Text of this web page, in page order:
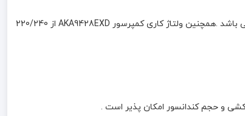
کمپرسور 1/3 اسب تکامسه مدل AKA9428EXD یک کمپرسور نیمه صنعتی با کیفیت بالا که با گاز مبرد R22 کار می کند و مناسب برای یخچال های صنعتی می باشد .همچنین ولتاژ کاری کمپرسور AKA9428EXD از 220/240